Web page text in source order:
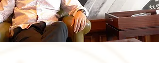
創辦人手記